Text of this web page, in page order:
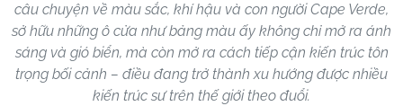
câu chuyện về màu sắc, khí hậu và con người Cape Verde,
sở hữu những ô cửa như bảng màu ấy không chỉ mở ra ánh
sáng và gió biển, mà còn mở ra cách tiếp cận kiến trúc tôn
trọng bối cảnh – điều đang trở thành xu hướng được nhiều
kiến trúc sư trên thế giới theo đuổi.